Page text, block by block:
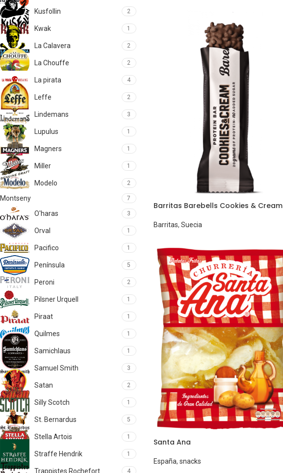
Kusfollin 2
Kwak 1
La Calavera 2
La Chouffe 2
La pirata 4
Leffe 2
Lindemans 3
Lupulus 1
Magners 1
Miller 1
Modelo 2
Montseny 7
O'haras 3
Orval 1
Pacifico 1
Península 5
Peroni 2
Pilsner Urquell 1
Piraat 1
Quilmes 1
Samichlaus 1
Samuel Smith 3
Satan 2
Silly Scotch 1
St. Bernardus 5
Stella Artois 1
Straffe Hendrik 1
Trappistes Rochefort 4
Barritas Barebells Cookies & Cream
Barritas, Suecia
Santa Ana
España, snacks